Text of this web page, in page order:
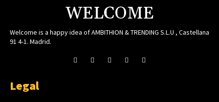
WELCOME
Welcome is a happy idea of AMBITHION & TRENDING S.L.U , Castellana
91 4-1. Madrid.
Legal